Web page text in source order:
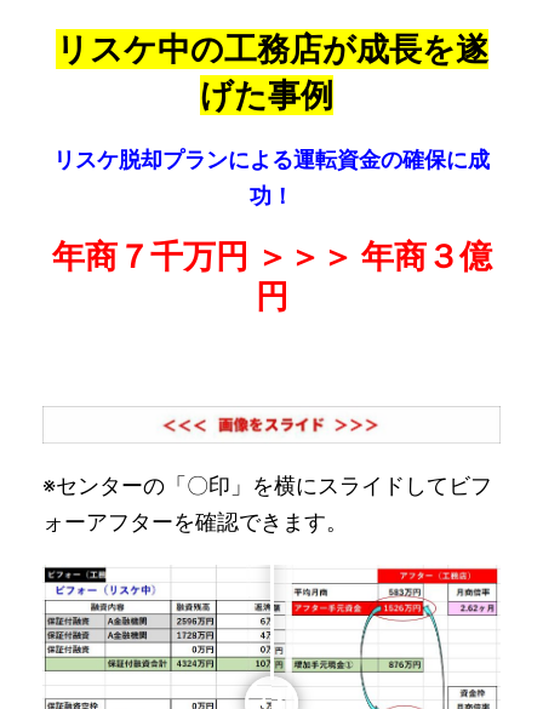
リスケ中の工務店が成長を遂
げた事例
リスケ脱却プランによる運転資金の確保に成
功！
年商７千万円 ＞＞＞ 年商３億
円
※センターの「〇印」を横にスライドしてビフ
ォーアフターを確認できます。